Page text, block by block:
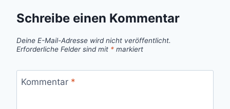
Schreibe einen Kommentar
Deine E-Mail-Adresse wird nicht veröffentlicht.
Erforderliche Felder sind mit * markiert
Kommentar *